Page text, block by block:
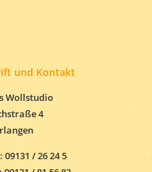
und Kontakt
Wollstudio
4
09131 / 26 24 5